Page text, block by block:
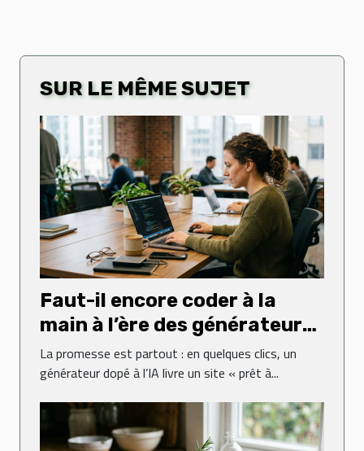
SUR LE MÊME SUJET
Faut-il encore coder à la
main à l’ère des générateurs
web ?
La promesse est partout : en quelques clics, un
générateur dopé à l’IA livre un site « prêt à...